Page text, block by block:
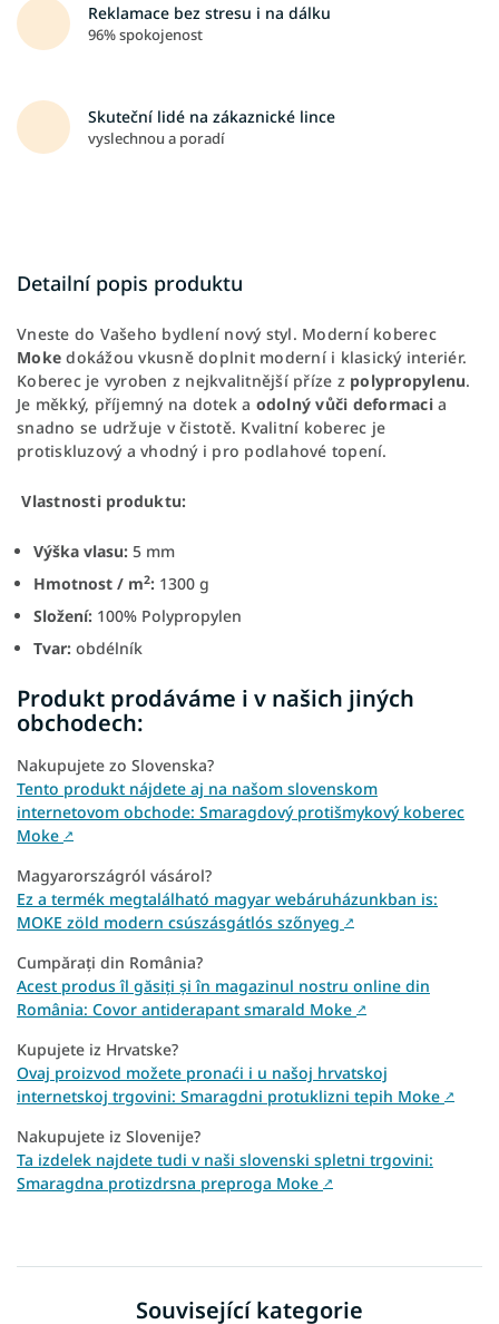
Reklamace bez stresu i na dálku
96% spokojenost
Skuteční lidé na zákaznické lince
vyslechnou a poradí
Detailní popis produktu
Vneste do Vašeho bydlení nový styl. Moderní koberec
Moke dokážou vkusně doplnit moderní i klasický interiér.
Koberec je vyroben z nejkvalitnější příze z polypropylenu.
Je měkký, příjemný na dotek a odolný vůči deformacia
snadno se udržuje v čistotě. Kvalitní koberec je
protiskluzový a vhodný i pro podlahové topení.
Vlastnosti produktu:
Výška vlasu: 5 mm
Hmotnost / m2: 1300 g
Složení: 100% Polypropylen
Tvar: obdélník
Produkt prodáváme i v našich jiných
obchodech:
Nakupujete zo Slovenska?
Tento produkt nájdete aj na našom slovenskom
internetovom obchode: Smaragdový protišmykový koberec
Moke ↗
Magyarországról vásárol?
Ez a termék megtalálható magyar webáruházunkban is:
MOKE zöld modern csúszásgátlós szőnyeg ↗
Cumpărați din România?
Acest produs îl găsiți și în magazinul nostru online din
România: Covor antiderapant smarald Moke ↗
Kupujete iz Hrvatske?
Ovaj proizvod možete pronaći i u našoj hrvatskoj
internetskoj trgovini: Smaragdni protuklizni tepih Moke ↗
Nakupujete iz Slovenije?
Ta izdelek najdete tudi v naši slovenski spletni trgovini:
Smaragdna protizdrsna preproga Moke ↗
Související kategorie